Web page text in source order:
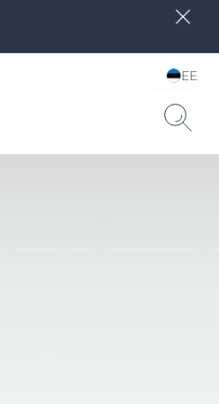
EE
your Language &